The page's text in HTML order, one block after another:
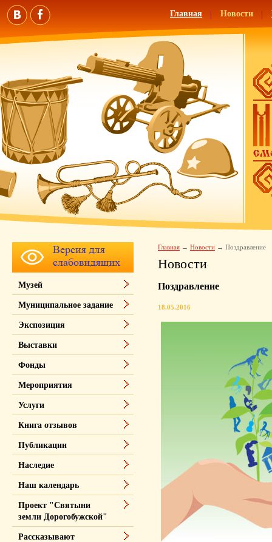
Главная Новости
Главная Новости Поздравление
Новости
Поздравление
18.05.2016
Музей
Муниципальное задание
Экспозиция
Выставки
Фонды
Мероприятия
Услуги
Книга отзывов
Публикации
Наследие
Наш календарь
Проект "Святыни
земли Дорогобужской"
Рассказывают